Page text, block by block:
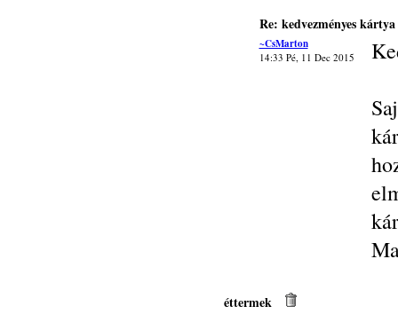
Re: kedvezményes kártya
~CsMarton
14:33 Pé, 11 Dec 2015
éttermek